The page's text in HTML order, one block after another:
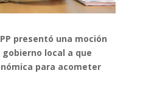
presentó una moción
local a que
para acometer